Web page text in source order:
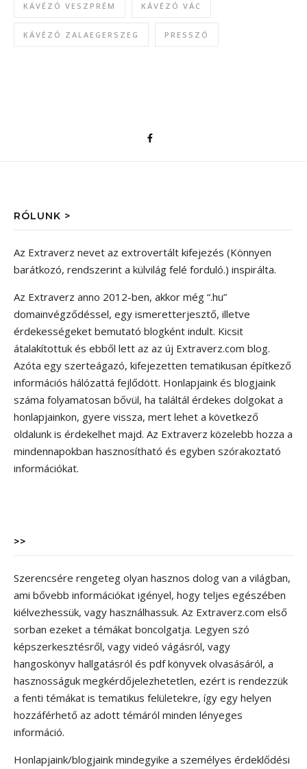
KÁVÉZÓ VESZPRÉM KÁVÉZÓ VÁC
KÁVÉZÓ ZALAEGERSZEG PRESSZÓ
RÓLUNK >
Az Extraverz nevet az extrovertált kifejezés (Könnyen
barátkozó, rendszerint a külvilág felé forduló.) inspirálta.
Az Extraverz anno 2012-ben, akkor még “.hu”
domainvégződéssel, egy ismeretterjesztő, illetve
érdekességeket bemutató blogként indult. Kicsit
átalakítottuk és ebből lett az az új Extraverz.com blog.
Azóta egy szerteágazó, kifejezetten tematikusan építkező
információs hálózattá fejlődött. Honlapjaink és blogjaink
száma folyamatosan bővül, ha találtál érdekes dolgokat a
honlapjainkon, gyere vissza, mert lehet a következő
oldalunk is érdekelhet majd. Az Extraverz közelebb hozza a
mindennapokban hasznosítható és egyben szórakoztató
információkat.
>>
Szerencsére rengeteg olyan hasznos dolog van a világban,
ami bővebb információkat igényel, hogy teljes egészében
kiélvezhessük, vagy használhassuk. Az Extraverz.com első
sorban ezeket a témákat boncolgatja. Legyen szó
képszerkesztésről, vagy videó vágásról, vagy
hangoskönyv hallgatásról és pdf könyvek olvasásáról, a
hasznosságuk megkérdőjelezhetetlen, ezért is rendezzük
a fenti témákat is tematikus felületekre, így egy helyen
hozzáférhető az adott témáról minden lényeges
információ.
Honlapjaink/blogjaink mindegyike a személyes érdeklődési